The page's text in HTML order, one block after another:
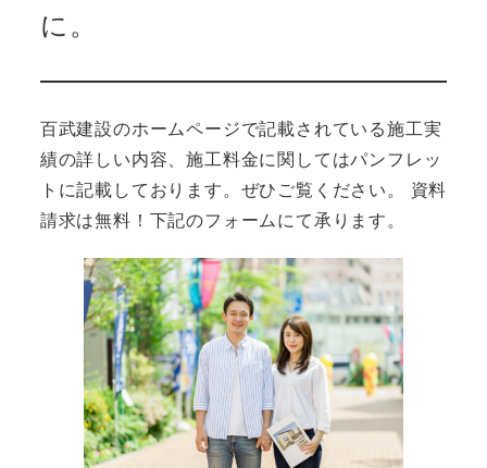
に。
百武建設のホームページで記載されている施工実
績の詳しい内容、施工料金に関してはパンフレッ
トに記載しております。ぜひご覧ください。 資料
請求は無料！下記のフォームにて承ります。